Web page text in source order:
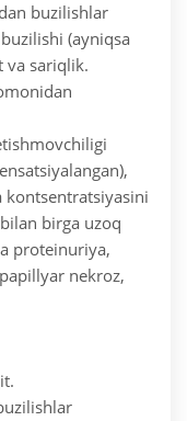
buzilishlar
(ayniqsa
va sariqlik.
kontsentratsiyasini
birga uzoq
proteinuriya,
nekroz,